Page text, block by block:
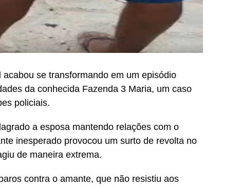
se transformando em um episódio
da conhecida Fazenda 3 Maria, um caso
policiais.
a esposa mantendo relações com o
inesperado provocou um surto de revolta no
de maneira extrema.
contra o amante, que não resistiu aos